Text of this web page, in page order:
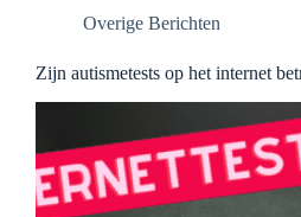
Overige Berichten
Zijn autismetests op het internet